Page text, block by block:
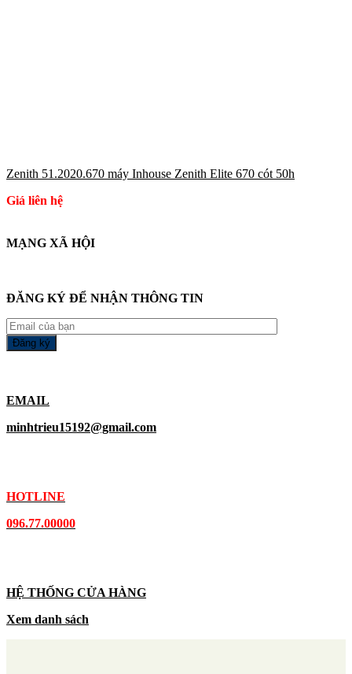
Zenith 51.2020.670 máy Inhouse Zenith Elite 670 cót 50h
Giá liên hệ
MẠNG XÃ HỘI
ĐĂNG KÝ ĐỂ NHẬN THÔNG TIN
EMAIL
minhtrieu15192@gmail.com
HOTLINE
096.77.00000
HỆ THỐNG CỬA HÀNG
Xem danh sách